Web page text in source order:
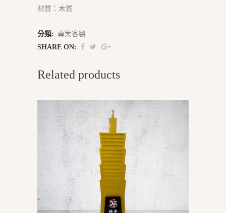
材質：木質
分類: 專案客製
SHARE ON:
Related products